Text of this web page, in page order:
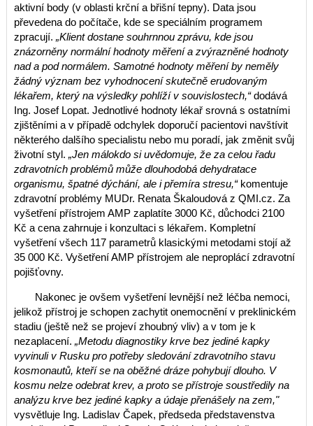
aktivní body (v oblasti krční a břišní tepny). Data jsou
převedena do počítače, kde se speciálním programem
zpracují. „Klient dostane souhrnnou zprávu, kde jsou
znázorněny normální hodnoty měření a zvýrazněné hodnoty
nad a pod normálem. Samotné hodnoty měření by neměly
žádný význam bez vyhodnocení skutečně erudovaným
lékařem, který na výsledky pohlíží v souvislostech,“dodává
Ing. Josef Lopat. Jednotlivé hodnoty lékař srovná s ostatními
zjištěními a v případě odchylek doporučí pacientovi navštívit
některého dalšího specialistu nebo mu poradí, jak změnit svůj
životní styl. „Jen málokdo si uvědomuje, že za celou řadu
zdravotních problémů může dlouhodobá dehydratace
organismu, špatné dýchání, ale i přemíra stresu,“komentuje
zdravotní problémy MUDr. Renata Škaloudová z QMI.cz. Za
vyšetření přístrojem AMP zaplatíte 3000 Kč, důchodci 2100
Kč a cena zahrnuje i konzultaci s lékařem. Kompletní
vyšetření všech 117 parametrů klasickými metodami stojí až
35 000 Kč. Vyšetření AMP přístrojem ale neproplácí zdravotní
pojišťovny.
Nakonec je ovšem vyšetření levnější než léčba nemoci,
jelikož přístroj je schopen zachytit onemocnění v preklinickém
stadiu (ještě než se projeví zhoubný vliv) a v tom je k
nezaplacení. „Metodu diagnostiky krve bez jediné kapky
vyvinuli v Rusku pro potřeby sledování zdravotního stavu
kosmonautů, kteří se na oběžné dráze pohybují dlouho. V
kosmu nelze odebrat krev, a proto se přístroje soustředily na
analýzu krve bez jediné kapky a údaje přenášely na zem,"
vysvětluje Ing. Ladislav Čapek, předseda představenstva